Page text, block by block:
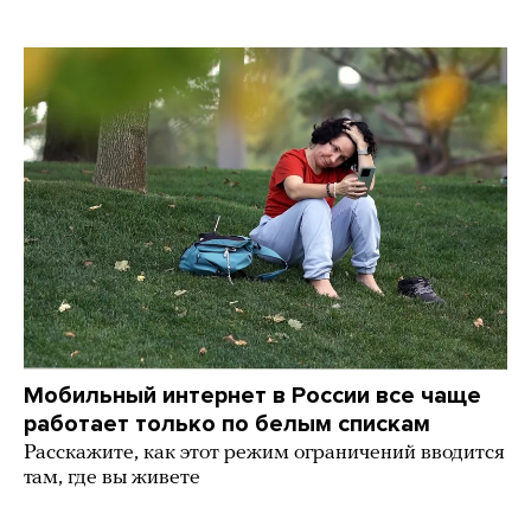
Мобильный интернет в России все чаще
работает только по белым спискам
Расскажите, как этот режим ограничений вводится
там, где вы живете